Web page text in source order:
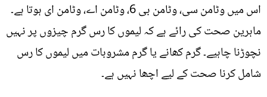
اس میں وٹامن سی، وٹامن بی 6، وٹامن اے، وٹامن ای ہوتا ہے۔
ماہرین صحت کی رائے ہے کہ لیموں کا رس گرم چیزوں پر نہیں
نچوڑنا چاہیے۔ گرم کھانے یا گرم مشروبات میں لیموں کا رس
شامل کرنا صحت کے لیے اچھا نہیں ہے۔